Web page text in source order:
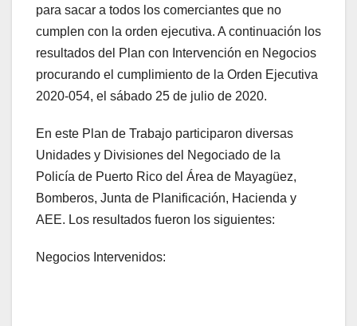
para sacar a todos los comerciantes que no
cumplen con la orden ejecutiva. A continuación los
resultados del Plan con Intervención en Negocios
procurando el cumplimiento de la Orden Ejecutiva
2020-054, el sábado 25 de julio de 2020.
En este Plan de Trabajo participaron diversas
Unidades y Divisiones del Negociado de la
Policía de Puerto Rico del Área de Mayagüez,
Bomberos, Junta de Planificación, Hacienda y
AEE. Los resultados fueron los siguientes:
Negocios Intervenidos: